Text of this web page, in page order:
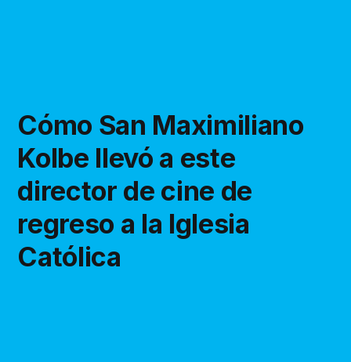
Cómo San Maximiliano
Kolbe llevó a este
director de cine de
regreso a la Iglesia
Católica